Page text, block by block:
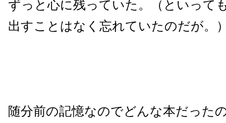
ずっと心に残っていた。（といって
出すことはなく忘れていたのだが。
随分前の記憶なのでどんな本だった